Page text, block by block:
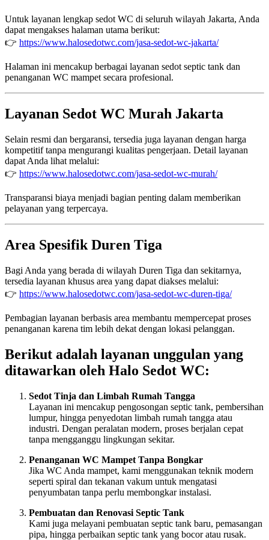
Untuk layanan lengkap sedot WC di seluruh wilayah Jakarta, Anda
dapat mengakses halaman utama berikut:
👉 https://www.halosedotwc.com/jasa-sedot-wc-jakarta/
Halaman ini mencakup berbagai layanan sedot septic tank dan
penanganan WC mampet secara profesional.
Layanan Sedot WC Murah Jakarta
Selain resmi dan bergaransi, tersedia juga layanan dengan harga
kompetitif tanpa mengurangi kualitas pengerjaan. Detail layanan
dapat Anda lihat melalui:
👉 https://www.halosedotwc.com/jasa-sedot-wc-murah/
Transparansi biaya menjadi bagian penting dalam memberikan
pelayanan yang terpercaya.
Area Spesifik Duren Tiga
Bagi Anda yang berada di wilayah Duren Tiga dan sekitarnya,
tersedia layanan khusus area yang dapat diakses melalui:
👉 https://www.halosedotwc.com/jasa-sedot-wc-duren-tiga/
Pembagian layanan berbasis area membantu mempercepat proses
penanganan karena tim lebih dekat dengan lokasi pelanggan.
Berikut adalah layanan unggulan yang
ditawarkan oleh Halo Sedot WC:
Sedot Tinja dan Limbah Rumah Tangga
Layanan ini mencakup pengosongan septic tank, pembersihan
lumpur, hingga penyedotan limbah rumah tangga atau
industri. Dengan peralatan modern, proses berjalan cepat
tanpa mengganggu lingkungan sekitar.
Penanganan WC Mampet Tanpa Bongkar
Jika WC Anda mampet, kami menggunakan teknik modern
seperti spiral dan tekanan vakum untuk mengatasi
penyumbatan tanpa perlu membongkar instalasi.
Pembuatan dan Renovasi Septic Tank
Kami juga melayani pembuatan septic tank baru, pemasangan
pipa, hingga perbaikan septic tank yang bocor atau rusak.